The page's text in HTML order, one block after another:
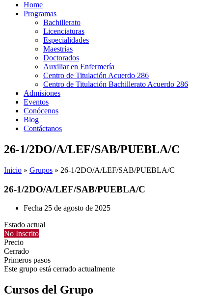
Home
Programas
Bachillerato
Licenciaturas
Especialidades
Maestrías
Doctorados
Auxiliar en Enfermería
Centro de Titulación Acuerdo 286
Centro de Titulación Bachillerato Acuerdo 286
Admisiones
Eventos
Conócenos
Blog
Contáctanos
26-1/2DO/A/LEF/SAB/PUEBLA/C
Inicio » Grupos » 26-1/2DO/A/LEF/SAB/PUEBLA/C
26-1/2DO/A/LEF/SAB/PUEBLA/C
Fecha 25 de agosto de 2025
Estado actual
No Inscrito
Precio
Cerrado
Primeros pasos
Este grupo está cerrado actualmente
Cursos del Grupo